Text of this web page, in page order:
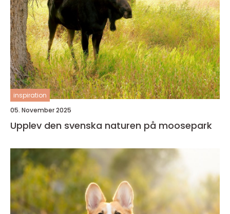
inspiration
05. November 2025
Upplev den svenska naturen på moosepark